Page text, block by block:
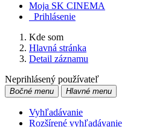
Moja SK CINEMA
Prihlásenie
Kde som
Hlavná stránka
Detail záznamu
Neprihlásený používateľ
Bočné menu Hlavné menu
Vyhľadávanie
Rozšírené vyhľadávanie